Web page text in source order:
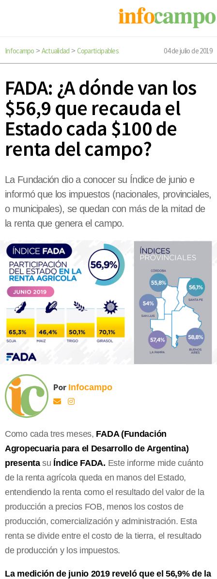
Infocampo > Actualidad > Coparticipables 04 de julio de 2019
FADA: ¿A dónde van los
$56,9 que recauda el
Estado cada $100 de
renta del campo?
La Fundación dio a conocer su Índice de junio e
informó que los impuestos (nacionales, provinciales,
o municipales), se quedan con más de la mitad de
la renta que genera el campo.
Por Infocampo
Como cada tres meses, FADA (Fundación
Agropecuaria para el Desarrollo de Argentina)
presentasu Índice FADA. Este informe mide cuánto
de la renta agrícola queda en manos del Estado,
entendiendo la renta como el resultado del valor de la
producción a precios FOB, menos los costos de
producción, comercialización y administración. Esta
renta se divide entre el costo de la tierra, el resultado
de producción y los impuestos.
La medición de junio 2019 reveló que el 56,9% de la